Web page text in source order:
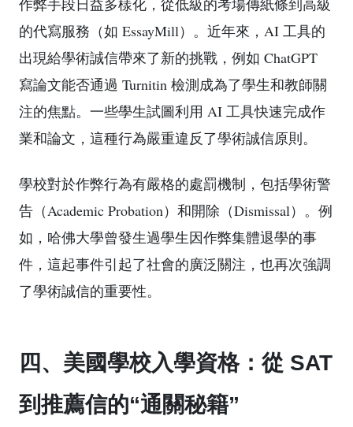
的代寫服務（如 EssayMill）。近年來，AI 工具的
出現給學術誠信帶來了新的挑戰，例如 ChatGPT
寫論文能否通過 Turnitin 檢測成為了學生和教師關
注的焦點。一些學生試圖利用 AI 工具快速完成作
業和論文，這種行為嚴重違反了學術誠信原則。
學校對於作弊行為有嚴格的處罰機制，包括學術警
告（Academic Probation）和開除（Dismissal）。例
如，哈佛大學曾發生過學生因作弊集體退學的事
件，這起事件引起了社會的廣泛關注，也再次強調
了學術誠信的重要性。
四、美國學校入學資格：從 SAT
到推薦信的“通關秘籍”